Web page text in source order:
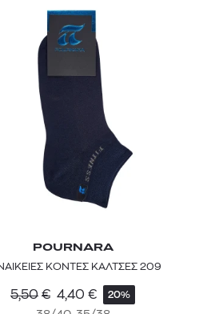
POURNARA
ΚΟΝΤΕΣ ΚΑΛΤΣΕΣ 209
5,50 € 4,40 € 20%